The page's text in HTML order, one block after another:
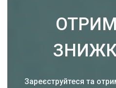
Зареєструйтеся та